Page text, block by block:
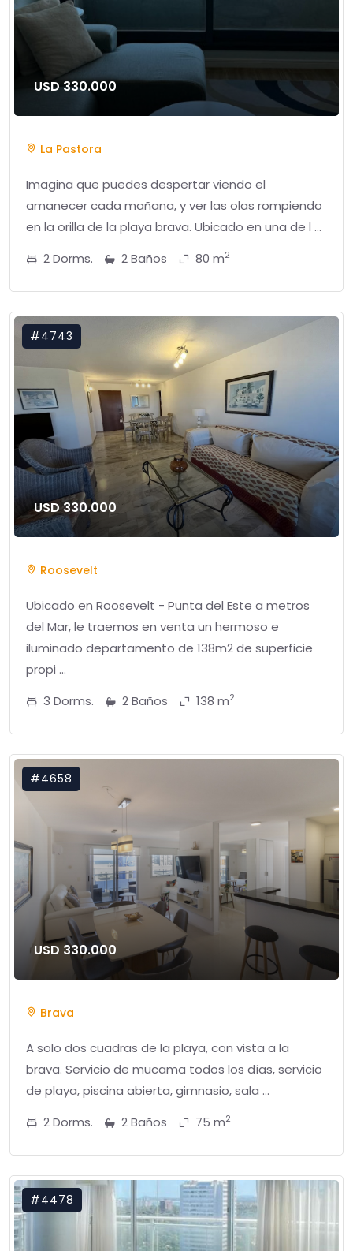
USD 330.000
La Pastora
Imagina que puedes despertar viendo el
amanecer cada mañana, y ver las olas rompiendo
en la orilla de la playa brava. Ubicado en una de l ...
2 Dorms.
2 Baños 80 m2
#4743
USD 330.000
Roosevelt
Ubicado en Roosevelt - Punta del Este a metros
del Mar, le traemos en venta un hermoso e
iluminado departamento de 138m2 de superficie
propi ...
3 Dorms.
2 Baños 138 m2
#4658
USD 330.000
Brava
A solo dos cuadras de la playa, con vista a la
brava. Servicio de mucama todos los días, servicio
de playa, piscina abierta, gimnasio, sala ...
2 Dorms.
2 Baños 75 m2
#4478